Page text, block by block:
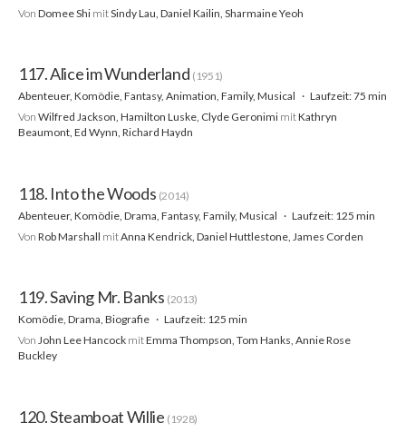
Von Domee Shi mitSindy Lau, Daniel Kailin, Sharmaine Yeoh
117. Alice im Wunderland (1951)
Abenteuer, Komödie, Fantasy, Animation, Family, Musical
Laufzeit: 75 min
Von Wilfred Jackson, Hamilton Luske, Clyde Geronimi mitKathryn
Beaumont, Ed Wynn, Richard Haydn
118. Into the Woods (2014)
Abenteuer, Komödie, Drama, Fantasy, Family, Musical
Laufzeit: 125 min
Von Rob Marshall mitAnna Kendrick, Daniel Huttlestone, James Corden
119. Saving Mr. Banks (2013)
Komödie, Drama, Biografie
Laufzeit: 125 min
Von John Lee Hancock mitEmma Thompson, Tom Hanks, Annie Rose
Buckley
120. Steamboat Willie (1928)